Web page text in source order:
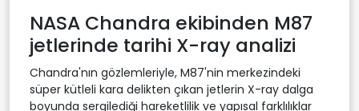
NASA Chandra ekibinden M87
jetlerinde tarihi X-ray analizi
Chandra'nın gözlemleriyle, M87'nin merkezindeki
süper kütleli kara delikten çıkan jetlerin X-ray dalga
boyunda sergilediği hareketlilik ve yapısal farklılıklar